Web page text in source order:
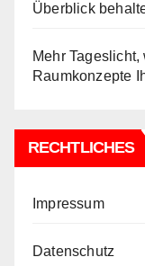
Überblick
Mehr
Raumkonzepte
RECHTLICHES
Impressum
Datenschutz